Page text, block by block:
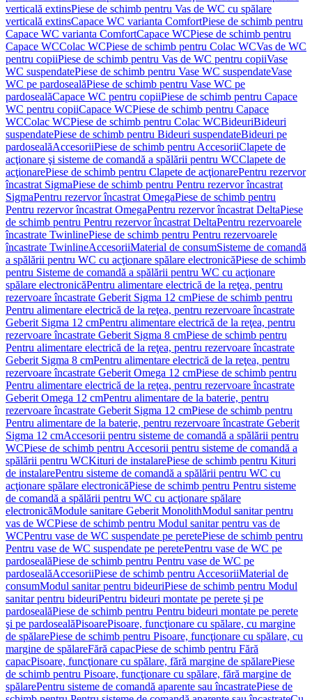
verticală extinsPiese de schimb pentru Vas de WC cu spălare
verticală extinsCapace WC varianta ComfortPiese de schimb pentru
Capace WC varianta ComfortCapace WCPiese de schimb pentru
Capace WCColac WCPiese de schimb pentru Colac WCVas de WC
pentru copiiPiese de schimb pentru Vas de WC pentru copiiVase
WC suspendatePiese de schimb pentru Vase WC suspendateVase
WC pe pardosealăPiese de schimb pentru Vase WC pe
pardosealăCapace WC pentru copiiPiese de schimb pentru Capace
WC pentru copiiCapace WCPiese de schimb pentru Capace
WCColac WCPiese de schimb pentru Colac WCBideuriBideuri
suspendatePiese de schimb pentru Bideuri suspendateBideuri pe
pardosealăAccesoriiPiese de schimb pentru AccesoriiClapete de
acţionare şi sisteme de comandă a spălării pentru WCClapete de
acţionarePiese de schimb pentru Clapete de acţionarePentru rezervor
încastrat SigmaPiese de schimb pentru Pentru rezervor încastrat
SigmaPentru rezervor încastrat OmegaPiese de schimb pentru
Pentru rezervor încastrat OmegaPentru rezervor încastrat DeltaPiese
de schimb pentru Pentru rezervor încastrat DeltaPentru rezervoarele
încastrate TwinlinePiese de schimb pentru Pentru rezervoarele
încastrate TwinlineAccesoriiMaterial de consumSisteme de comandă
a spălării pentru WC cu acţionare spălare electronicăPiese de schimb
pentru Sisteme de comandă a spălării pentru WC cu acţionare
spălare electronicăPentru alimentare electrică de la reţea, pentru
rezervoare încastrate Geberit Sigma 12 cmPiese de schimb pentru
Pentru alimentare electrică de la reţea, pentru rezervoare încastrate
Geberit Sigma 12 cmPentru alimentare electrică de la reţea, pentru
rezervoare încastrate Geberit Sigma 8 cmPiese de schimb pentru
Pentru alimentare electrică de la reţea, pentru rezervoare încastrate
Geberit Sigma 8 cmPentru alimentare electrică de la reţea, pentru
rezervoare încastrate Geberit Omega 12 cmPiese de schimb pentru
Pentru alimentare electrică de la reţea, pentru rezervoare încastrate
Geberit Omega 12 cmPentru alimentare de la baterie, pentru
rezervoare încastrate Geberit Sigma 12 cmPiese de schimb pentru
Pentru alimentare de la baterie, pentru rezervoare încastrate Geberit
Sigma 12 cmAccesorii pentru sisteme de comandă a spălării pentru
WCPiese de schimb pentru Accesorii pentru sisteme de comandă a
spălării pentru WCKituri de instalarePiese de schimb pentru Kituri
de instalarePentru sisteme de comandă a spălării pentru WC cu
acţionare spălare electronicăPiese de schimb pentru Pentru sisteme
de comandă a spălării pentru WC cu acţionare spălare
electronicăModule sanitare Geberit MonolithModul sanitar pentru
vas de WCPiese de schimb pentru Modul sanitar pentru vas de
WCPentru vase de WC suspendate pe peretePiese de schimb pentru
Pentru vase de WC suspendate pe peretePentru vase de WC pe
pardosealăPiese de schimb pentru Pentru vase de WC pe
pardosealăAccesoriiPiese de schimb pentru AccesoriiMaterial de
consumModul sanitar pentru bideuriPiese de schimb pentru Modul
sanitar pentru bideuriPentru bideuri montate pe perete şi pe
pardosealăPiese de schimb pentru Pentru bideuri montate pe perete
şi pe pardosealăPisoarePisoare, funcţionare cu spălare, cu margine
de spălarePiese de schimb pentru Pisoare, funcţionare cu spălare, cu
margine de spălareFără capacPiese de schimb pentru Fără
capacPisoare, funcţionare cu spălare, fără margine de spălarePiese
de schimb pentru Pisoare, funcţionare cu spălare, fără margine de
spălarePentru sisteme de comandă aparente sau încastratePiese de